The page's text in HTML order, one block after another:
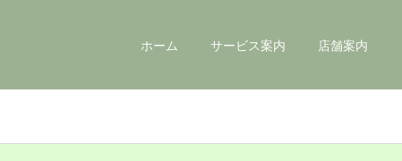
ホーム サービス案内 店舗案内